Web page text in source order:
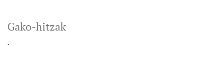
Gako-hitzak
.